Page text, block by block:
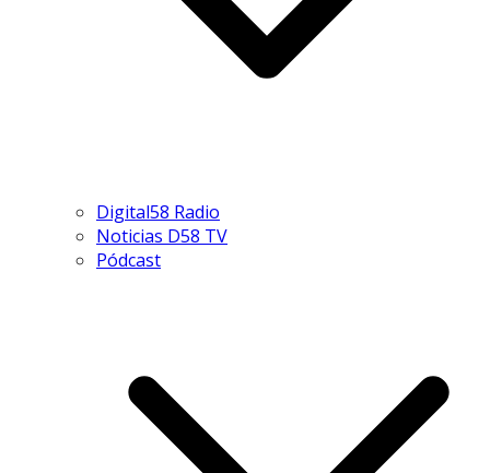
Digital58 Radio
Noticias D58 TV
Pódcast